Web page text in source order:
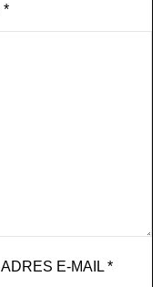
*
ADRES E-MAIL*